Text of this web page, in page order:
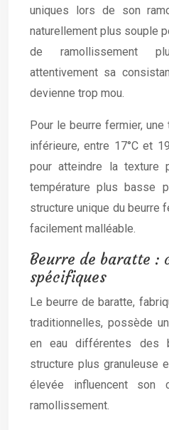
uniques lors de son
naturellement plus souple
de ramollissement
attentivement sa
devienne trop mou.
Pour le beurre fermier,
inférieure, entre 17°C et
pour atteindre la texture
température plus basse
structure unique du beurre
facilement malléable.
Beurre de baratte :
spécifiques
Le beurre de baratte,
traditionnelles, possède
en eau différentes des
structure plus granuleuse
élevée influencent son
ramollissement.